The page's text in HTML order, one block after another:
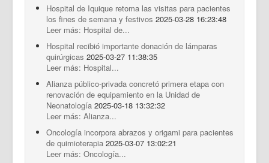
Hospital de Iquique retoma las visitas para pacientes
los fines de semana y festivos 2025-03-28 16:23:48
Leer más: Hospital de...
Hospital recibió importante donación de lámparas
quirúrgicas 2025-03-27 11:38:35
Leer más: Hospital...
Alianza público-privada concretó primera etapa con
renovación de equipamiento en la Unidad de
Neonatología 2025-03-18 13:32:32
Leer más: Alianza...
Oncología incorpora abrazos y origami para pacientes
de quimioterapia 2025-03-07 13:02:21
Leer más: Oncología...